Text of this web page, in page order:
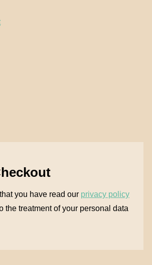
you have read our privacy policy
the treatment of your personal data